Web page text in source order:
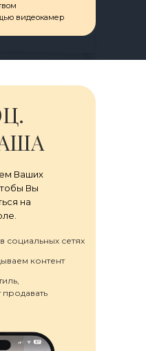
видеокамер
социальных сетях
контент
Ваших
Вы
на